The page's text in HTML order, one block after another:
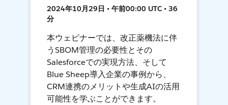
2024年10月29日 • 午前00:00 UTC • 36
分
本ウェビナーでは、改正薬機法に伴
うSBOM管理の必要性とその
Salesforceでの実現方法、そして
Blue Sheep導入企業の事例から、
CRM連携のメリットや生成AIの活用
可能性を学ぶことができます。